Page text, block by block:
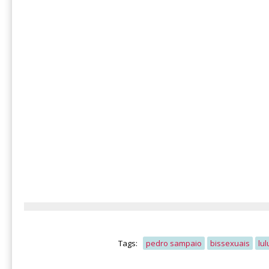
Tags: pedro sampaio bissexuais